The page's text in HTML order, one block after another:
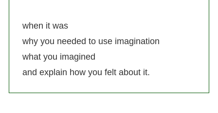
when it was
why you needed to use imagination
what you imagined
and explain how you felt about it.